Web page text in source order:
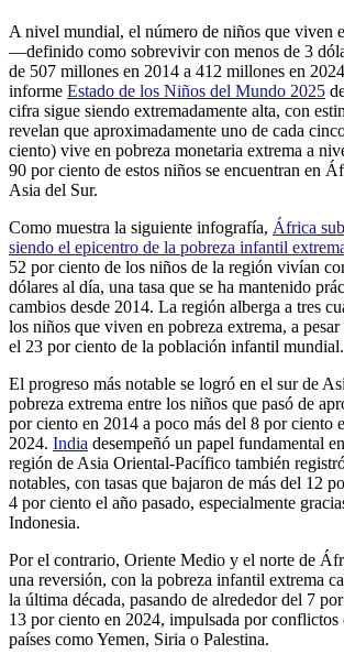
A nivel mundial, el número de niños que viven
—definido como sobrevivir con menos de 3
de 507 millones en 2014 a 412 millones en
informe Estado de los Niños del Mundo 2025
cifra sigue siendo extremadamente alta, con
revelan que aproximadamente uno de cada
ciento) vive en pobreza monetaria extrema a
90 por ciento de estos niños se encuentran en
Asia del Sur.
Como muestra la siguiente infografía, África
siendo el epicentro de la pobreza infantil
52 por ciento de los niños de la región vivían
dólares al día, una tasa que se ha mantenido
cambios desde 2014. La región alberga a tres
los niños que viven en pobreza extrema, a pesar
el 23 por ciento de la población infantil mundial.
El progreso más notable se logró en el sur de
pobreza extrema entre los niños que pasó de
por ciento en 2014 a poco más del 8 por ciento
2024. India desempeñó un papel fundamental
región de Asia Oriental-Pacífico también
notables, con tasas que bajaron de más del 12
4 por ciento el año pasado, especialmente
Indonesia.
Por el contrario, Oriente Medio y el norte de
una reversión, con la pobreza infantil extrema
la última década, pasando de alrededor del 7
13 por ciento en 2024, impulsada por conflictos
países como Yemen, Siria o Palestina.